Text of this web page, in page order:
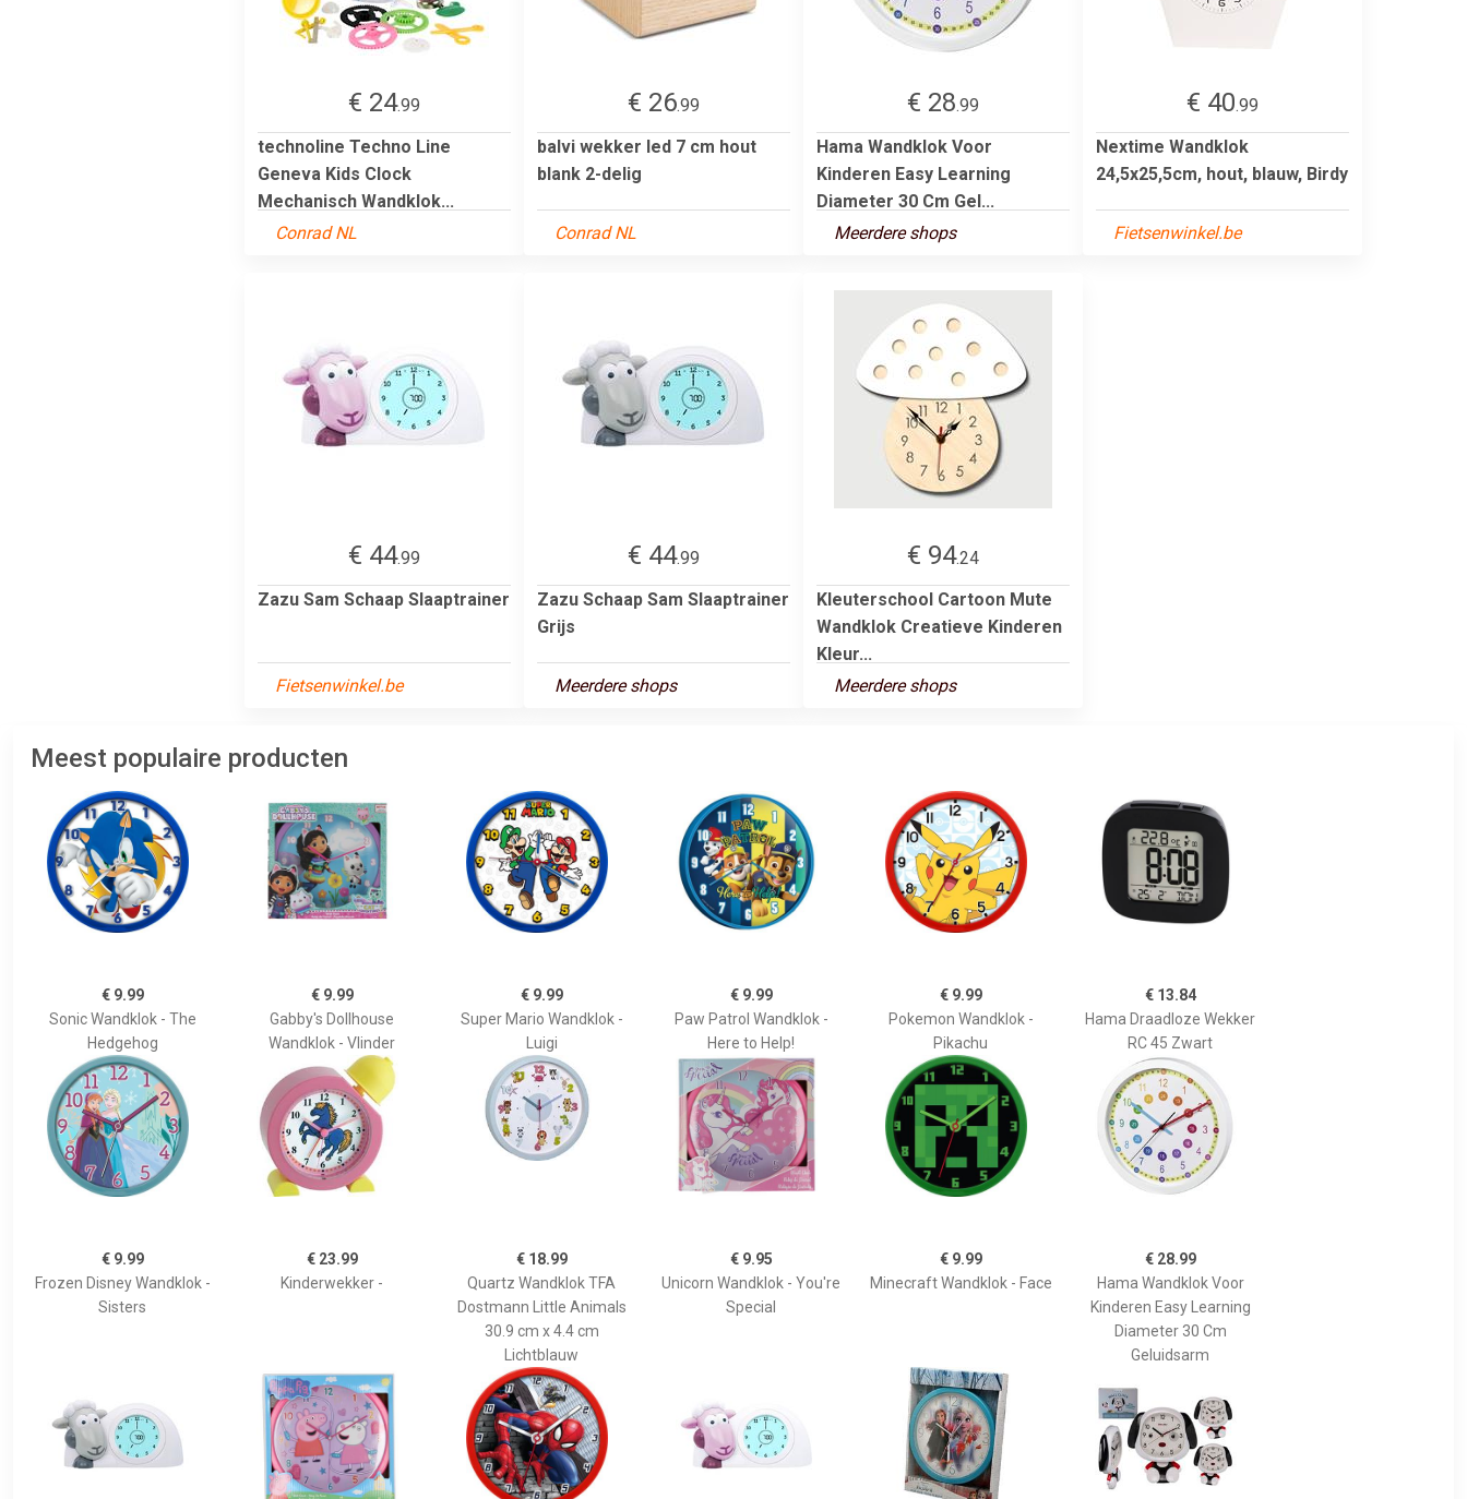
€ 24.99
technoline Techno Line
Geneva Kids Clock
Mechanisch Wandklok...
Conrad NL
€ 26.99
balvi wekker led 7 cm hout
blank 2-delig
Conrad NL
€ 28.99
Hama Wandklok Voor
Kinderen Easy Learning
Diameter 30 Cm Gel...
Meerdere shops
€ 40.99
Nextime Wandklok
24,5x25,5cm, hout, blauw, Birdy
Fietsenwinkel.be
€ 44.99
Zazu Sam Schaap Slaaptrainer
Fietsenwinkel.be
€ 44.99
Zazu Schaap Sam Slaaptrainer
Grijs
Meerdere shops
€ 94.24
Kleuterschool Cartoon Mute
Wandklok Creatieve Kinderen
Kleur...
Meerdere shops
Meest populaire producten
€ 9.99
Sonic Wandklok - The
Hedgehog
€ 9.99
Gabby's Dollhouse
Wandklok - Vlinder
€ 9.99
Super Mario Wandklok -
Luigi
€ 9.99
Paw Patrol Wandklok -
Here to Help!
€ 9.99
Pokemon Wandklok -
Pikachu
€ 13.84
Hama Draadloze Wekker
RC 45 Zwart
€ 9.99
Frozen Disney Wandklok -
Sisters
€ 23.99
Kinderwekker -
€ 18.99
Quartz Wandklok TFA
Dostmann Little Animals
30.9 cm x 4.4 cm
Lichtblauw
€ 9.95
Unicorn Wandklok - You're
Special
€ 9.99
Minecraft Wandklok - Face
€ 28.99
Hama Wandklok Voor
Kinderen Easy Learning
Diameter 30 Cm
Geluidsarm